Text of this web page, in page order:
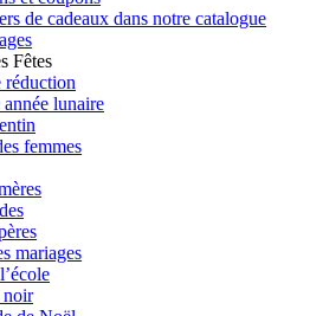
de cadeaux dans notre catalogue
Fêtes
réduction
lunaire
femmes
mariages
noir